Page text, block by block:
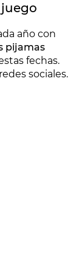
año con
pijamas
fechas.
sociales.